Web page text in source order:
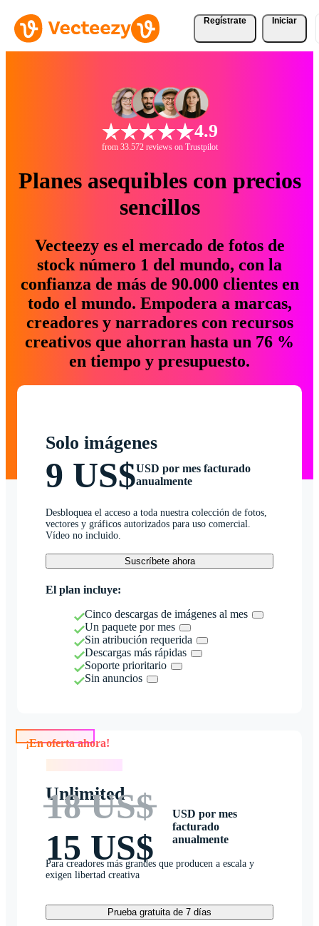
Regístrate Iniciar
4.9
from 33.572 reviews on Trustpilot
Planes asequibles con precios
sencillos
Vecteezy es el mercado de fotos de
stock número 1 del mundo, con la
confianza de más de 90.000 clientes en
todo el mundo. Empodera a marcas,
creadores y narradores con recursos
creativos que ahorran hasta un 76 %
en tiempo y presupuesto.
Solo imágenes
9 US$USD por mes facturado
anualmente
Desbloquea el acceso a toda nuestra colección de fotos,
vectores y gráficos autorizados para uso comercial.
Vídeo no incluido.
Suscríbete ahora
El plan incluye:
Cinco descargas de imágenes al mes
Un paquete por mes
Sin atribución requerida
Descargas más rápidas
Soporte prioritario
Sin anuncios
Unlimited
18 US$
15 US$
USD por mes
facturado
anualmente
Para creadores más grandes que producen a escala y
exigen libertad creativa
Prueba gratuita de 7 días